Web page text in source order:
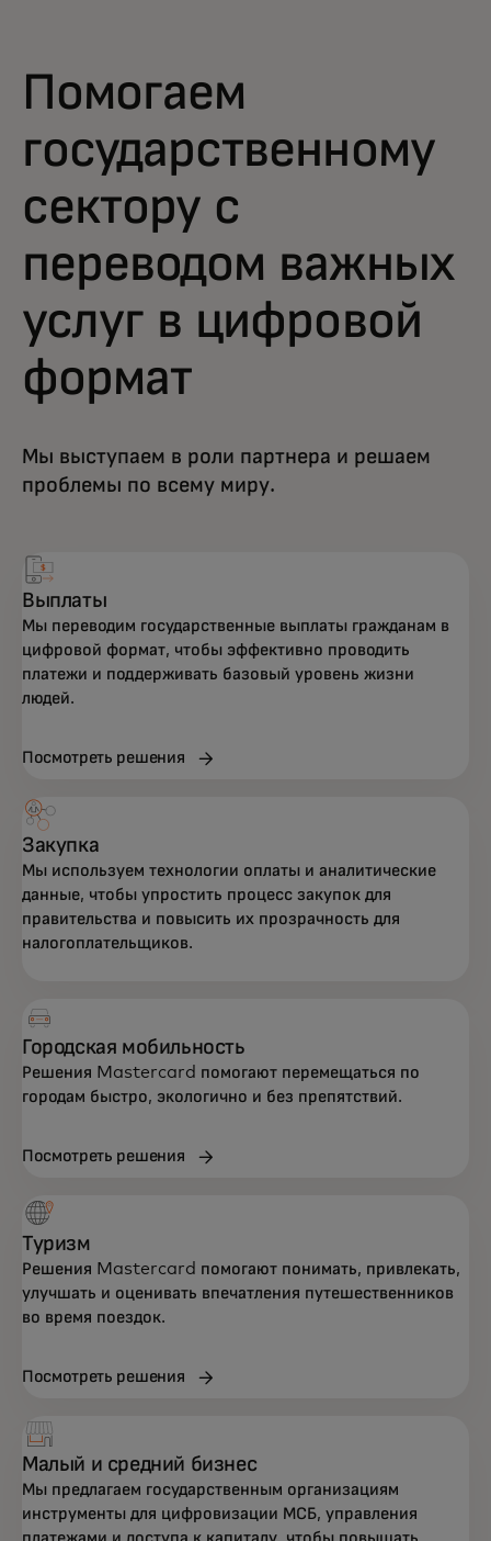
граждан — лично, онлайн или через
Помогаем
государственному
сектору с
переводом важных
услуг в цифровой
формат
Мы выступаем в роли партнера и решаем
проблемы по всему миру.
Выплаты
Мы переводим государственные выплаты гражданам в
цифровой формат, чтобы эффективно проводить
платежи и поддерживать базовый уровень жизни
людей.
Посмотреть решения
Закупка
Мы используем технологии оплаты и аналитические
данные, чтобы упростить процесс закупок для
правительства и повысить их прозрачность для
налогоплательщиков.
Городская мобильность
Решения Mastercard помогают перемещаться по
городам быстро, экологично и без препятствий.
Посмотреть решения
Туризм
Решения Mastercard помогают понимать, привлекать,
улучшать и оценивать впечатления путешественников
во время поездок.
Посмотреть решения
Малый и средний бизнес
Мы предлагаем государственным организациям
инструменты для цифровизации МСБ, управления